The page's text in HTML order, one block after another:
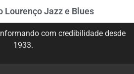
Lourenço Jazz e Blues
com credibilidade desde
1933.